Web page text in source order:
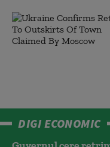
DIGI ECONOMIC